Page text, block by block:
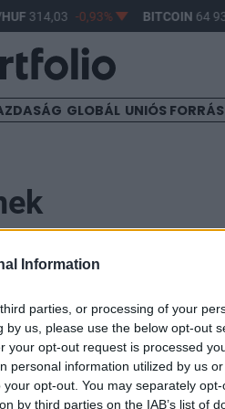
Information
parties, or processing of your
us, please use the below opt-out
your opt-out request is processed
personal information utilized by us
opt-out. You may separately
by third parties on the IAB’s list of
314,03 -0,93% BITCOIN64
GLOBÁL UNIÓS
a CIB Bank-ra, mivel
kockázatvállalási
eljárásrend kapcsán,
vonatkozó